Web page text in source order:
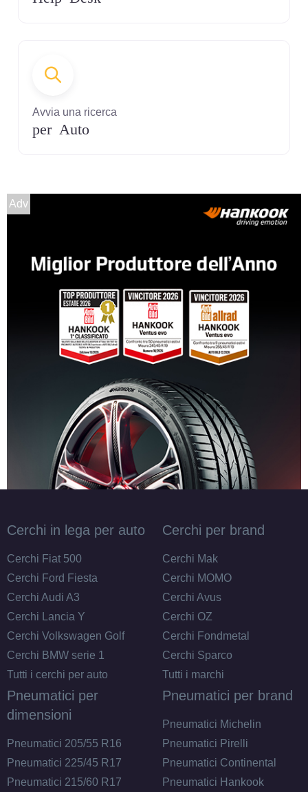
Avvia una ricerca
per Auto
Adv
Cerchi in lega per auto
Cerchi Fiat 500
Cerchi Ford Fiesta
Cerchi Audi A3
Cerchi Lancia Y
Cerchi Volkswagen Golf
Cerchi BMW serie 1
Tutti i cerchi per auto
Cerchi per brand
Cerchi Mak
Cerchi MOMO
Cerchi Avus
Cerchi OZ
Cerchi Fondmetal
Cerchi Sparco
Tutti i marchi
Pneumatici per
dimensioni
Pneumatici 205/55 R16
Pneumatici 225/45 R17
Pneumatici 215/60 R17
Pneumatici per brand
Pneumatici Michelin
Pneumatici Pirelli
Pneumatici Continental
Pneumatici Hankook